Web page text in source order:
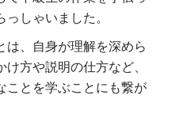
しゃいました。
は、自身が理解を深めら
方や説明の仕方など、
ことを学ぶことにも繋が